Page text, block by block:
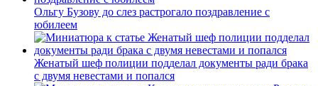
Ольгу Бузову до слез растрогало поздравление с
юбилеем
Женатый шеф полиции подделал документы ради брака
с двумя невестами и попался